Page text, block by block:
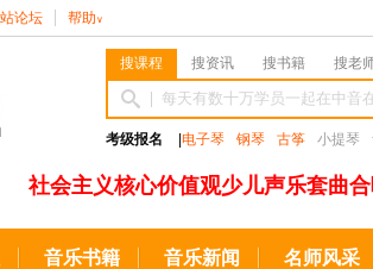
论坛 帮助 ∨
搜课程 搜资讯 搜书籍 搜老
考级报名 电子琴 钢琴 古筝 小提琴
社会主义核心价值观少儿声乐套曲
音乐书籍 音乐新闻 名师风采